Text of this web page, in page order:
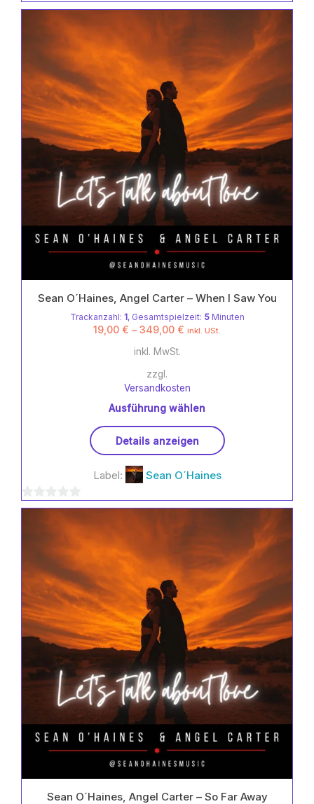
auf.
Die
Optionen
können
auf
der
Produktseite
gewählt
werden
0
Sean O´Haines, Angel Carter – When I Saw You
Trackanzahl: 1, Gesamtspielzeit: 5Minuten
19,00 € – 349,00 € inkl. USt.
inkl. MwSt.
zzgl.
Versandkosten
Ausführung wählen
Produkt
mehrere
auf.
Die
Optionen
können
der
Produktseite
gewählt
werden
Details anzeigen
Label: Sean O´Haines
0
Sean O´Haines, Angel Carter – So Far Away